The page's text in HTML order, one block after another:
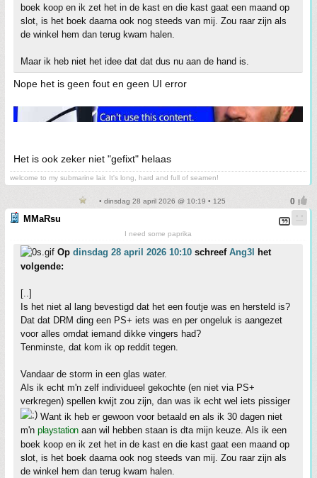
boek koop en ik zet het in de kast en die kast gaat een maand op
slot, is het boek daarna ook nog steeds van mij. Zou raar zijn als
de winkel hem dan terug kwam halen.
Maar ik heb niet het idee dat dat dus nu aan de hand is.
Nope het is geen fout en geen UI error
Het is ook zeker niet "gefixt" helaas
welcome to my submarine lair. It's long, hard and full of seamen!
• dinsdag 28 april 2026 @ 10:19 • 125
MMaRsu
I need some paprika
Op dinsdag 28 april 2026 10:10 schreef Ang3l
het
volgende:
[..]
Is het niet al lang bevestigd dat het een foutje was en hersteld is?
Dat dat DRM ding een PS+ iets was en per ongeluk is aangezet
voor alles omdat iemand dikke vingers had?
Tenminste, dat kom ik op reddit tegen.
Vandaar de storm in een glas water.
Als ik echt m'n zelf individueel gekochte (en niet via PS+
verkregen) spellen kwijt zou zijn, dan was ik echt wel iets pissiger
Want ik heb er gewoon voor betaald en als ik 30 dagen niet
m'n playstationaan wil hebben staan is dta mijn keuze. Als ik een
boek koop en ik zet het in de kast en die kast gaat een maand op
slot, is het boek daarna ook nog steeds van mij. Zou raar zijn als
de winkel hem dan terug kwam halen.